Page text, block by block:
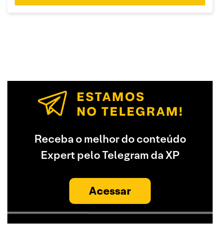
Receba o melhor do conteúdo
Expert pelo Telegram da XP
Acessar